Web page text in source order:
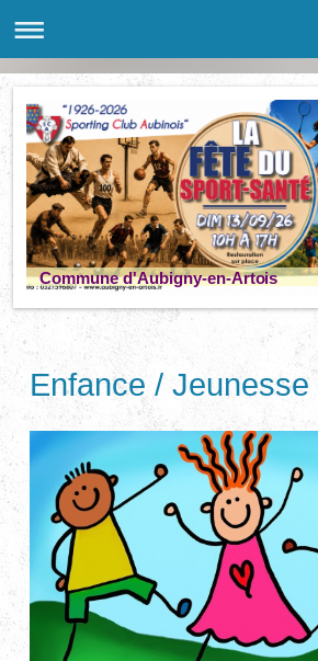
Commune d'Aubigny-en-Artois
Enfance / Jeunesse